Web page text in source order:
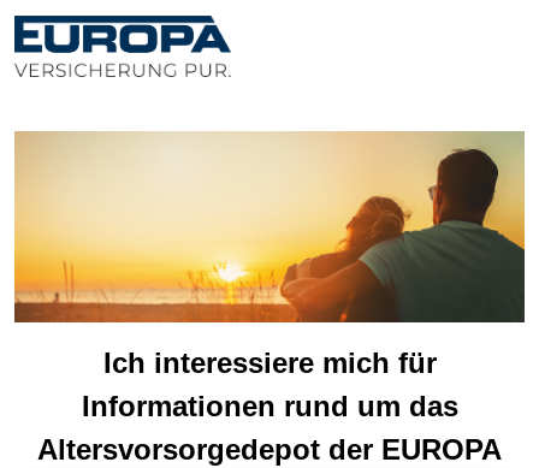
Ich interessiere mich für
Informationen rund um das
Altersvorsorgedepot der EUROPA